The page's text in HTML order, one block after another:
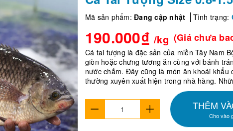
Mã sản phẩm: Đang cập nhật Tình trạng:
190.000₫ /kg (Giá chưa
Cá tai tượng là đặc sản của miền Tây Nam
giòn hoặc chưng tương ăn cùng với bánh
nước chấm. Đây cũng là món ăn khoái khẩu
thường xuyên xuất hiện trong nhà hàng.
THÊM
Cho vào